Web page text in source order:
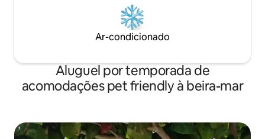
Ar-condicionado
Aluguel por temporada de
acomodações pet friendly à beira-mar